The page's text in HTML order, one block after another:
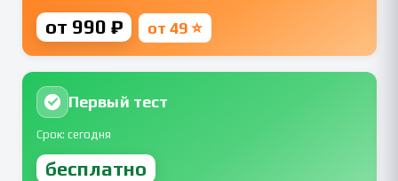
от 990 ₽ от 49 ⭐
Первый тест
Срок: сегодня
бесплатно